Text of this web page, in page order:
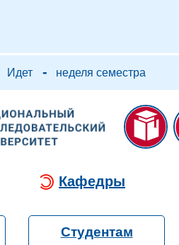
Идет - неделя семестра
Кафедры
Студентам